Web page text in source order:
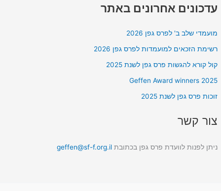
עדכונים אחרונים באתר
מועמדי שלב ב' לפרס גפן 2026
רשימת הזכאים למועמדות לפרס גפן 2026
קול קורא להגשות פרס גפן לשנת 2025
Geffen Award winners 2025
זוכות פרס גפן לשנת 2025
צור קשר
ניתן לפנות לוועדת פרס גפן בכתובתgeffen@sf-f.org.il